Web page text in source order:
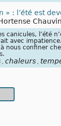
» : l’été est
Chauvin
canicules, l’été
avec
nous confiner
chaleurs